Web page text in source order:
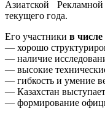
Азиатской
текущего года.
Его участники в
— хорошо
— наличие
— высокие
— гибкость и умение
— Казахстан
— формирование